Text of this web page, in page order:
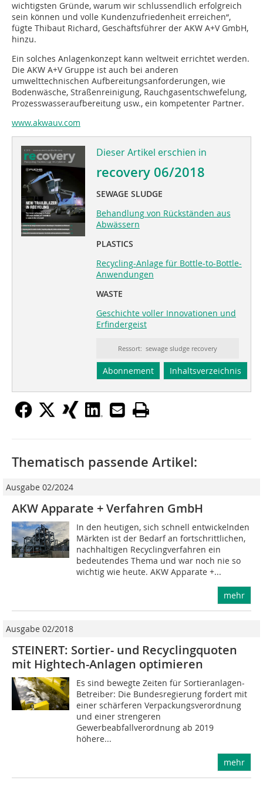
wichtigsten Gründe, warum wir schlussendlich erfolgreich
sein können und volle Kundenzufriedenheit erreichen“,
fügte Thibaut Richard, Geschäftsführer der AKW A+V GmbH,
hinzu.
Ein solches Anlagenkonzept kann weltweit errichtet werden.
Die AKW A+V Gruppe ist auch bei anderen
umwelttechnischen Aufbereitungsanforderungen, wie
Bodenwäsche, Straßenreinigung, Rauchgasentschwefelung,
Prozesswasseraufbereitung usw., ein kompetenter Partner.
www.akwauv.com
Dieser Artikel erschien in
recovery 06/2018
SEWAGE SLUDGE
Behandlung von Rückständen aus
Abwässern
PLASTICS
Recycling-Anlage für Bottle-to-Bottle-
Anwendungen
WASTE
Geschichte voller Innovationen und
Erfindergeist
Ressort: sewage sludge recovery
Abonnement Inhaltsverzeichnis
Thematisch passende Artikel:
Ausgabe 02/2024
AKW Apparate + Verfahren GmbH
In den heutigen, sich schnell entwickelnden
Märkten ist der Bedarf an fortschrittlichen,
nachhaltigen Recyclingverfahren ein
bedeutendes Thema und war noch nie so
wichtig wie heute. AKW Apparate +...
mehr
Ausgabe 02/2018
STEINERT: Sortier- und Recyclingquoten
mit Hightech-Anlagen optimieren
Es sind bewegte Zeiten für Sortieranlagen-
Betreiber: Die Bundesregierung fordert mit
einer schärferen Verpackungsverordnung
und einer strengeren
Gewerbeabfallverordnung ab 2019
höhere...
mehr